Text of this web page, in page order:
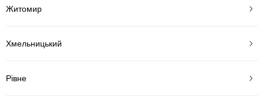
Житомир
Хмельницький
Рівне